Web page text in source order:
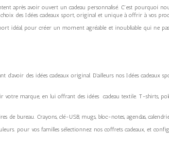
après avoir ouvert un cadeau personnalisé. C’est pourquoi
des Idées cadeaux sport, original et unique à offrir à vos
idéal, pour créer un moment agréable et inoubliable qui ne
des idées cadeaux original. D’ailleurs nos Idées cadeaux
votre marque, en lui offrant des idées cadeau textile. T-shirts,
de bureau. Crayons, clé-USB, mugs, bloc-notes, agendas,
pour vos familles sélectionnez nos coffrets cadeaux, et